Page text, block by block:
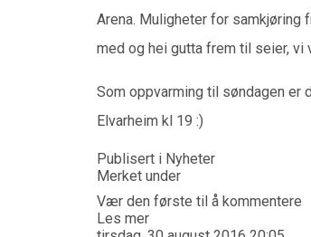
Arena. Muligheter for samkjøring
med og hei gutta frem til seier, vi
Som oppvarming til søndagen er
Elvarheim kl 19 :)
Publisert i Nyheter
Merket under
Vær den første til å kommentere
Les mer